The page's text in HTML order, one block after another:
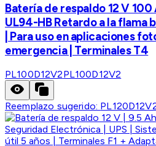
Batería de respaldo 12 V
UL94-HB Retardo a la flama
| Para uso en aplicaciones
emergencia | Terminales T4
PL100D12V2PL100D12V2
Reemplazo sugerido: